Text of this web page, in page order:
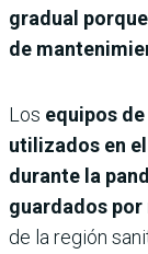
gradual
de
Los equipos
utilizados en
durante la
guardados
de la región